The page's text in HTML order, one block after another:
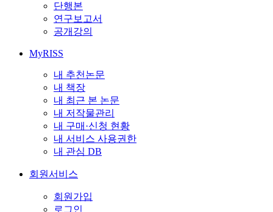
단행본
연구보고서
공개강의
MyRISS
내 추천논문
내 책장
내 최근 본 논문
내 저작물관리
내 구매·신청 현황
내 서비스 사용권한
내 관심 DB
회원서비스
회원가입
로그인